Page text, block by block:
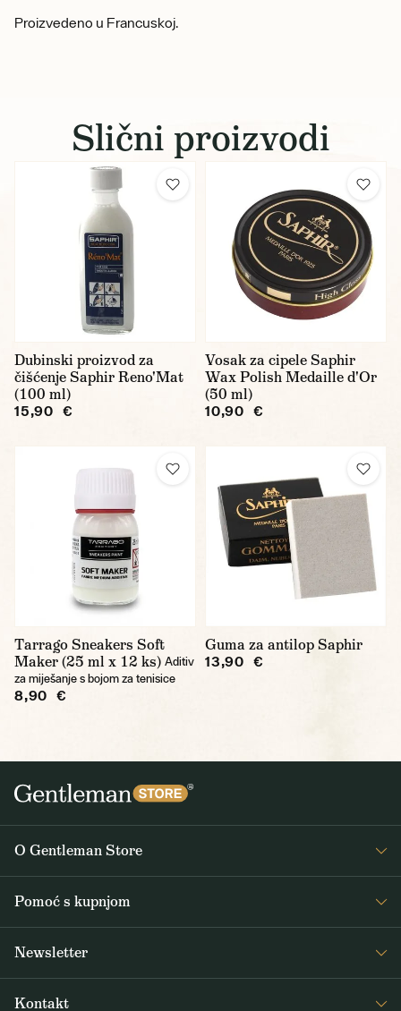
Proizvedeno u Francuskoj.
Slični proizvodi
Dubinski proizvod za
čišćenje Saphir Reno'Mat
(100 ml)
15,90 €
Vosak za cipele Saphir
Wax Polish Medaille d'Or
(50 ml)
10,90 €
Tarrago Sneakers Soft
Maker (25 ml x 12 ks) Aditiv
za miješanje s bojom za tenisice
8,90 €
Guma za antilop Saphir
13,90 €
O Gentleman Store
Pomoć s kupnjom
Opći uvjeti poslovanja
Newsletter
novim proizvodima i posebnim ponudama
Kontakt